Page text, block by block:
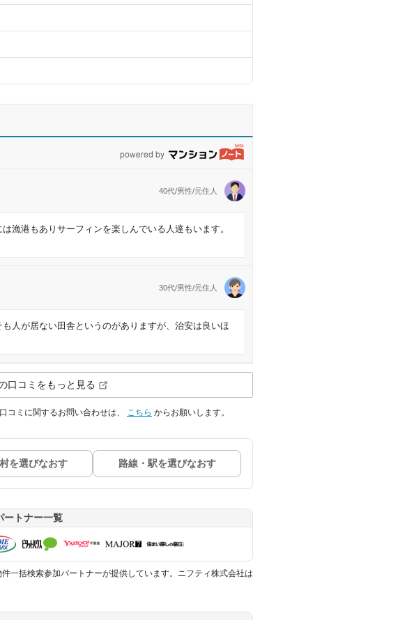
40代/男性/元住人
漁港もありサーフィンを楽しんでいる人達もいます。
30代/男性/元住人
人が居ない田舎というのがありますが、治安は良いほ
口コミをもっと見る
コミに関するお問い合わせは、 こちら からお願いします。
を選びなおす 路線・駅を選びなおす
ートナー一覧
一括検索参加パートナーが提供しています。ニフティ株式会社は